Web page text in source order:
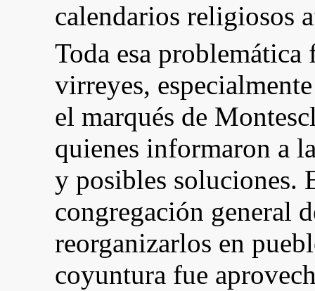
calendarios religiosos
Toda esa
virreyes,
el marqués de
quienes informaron a
y posibles soluciones.
congregación general
reorganizarlos en
coyuntura fue